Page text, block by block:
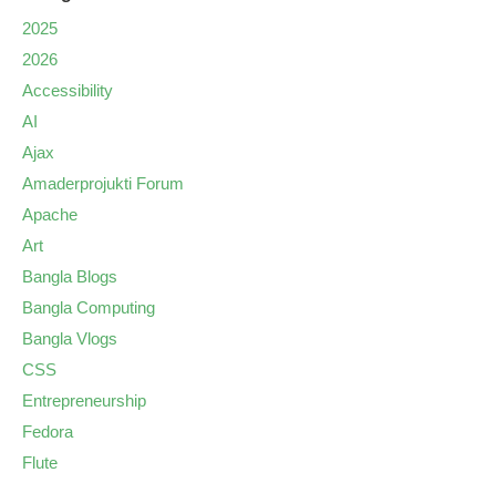
2025
2026
Accessibility
AI
Ajax
Amaderprojukti Forum
Apache
Art
Bangla Blogs
Bangla Computing
Bangla Vlogs
CSS
Entrepreneurship
Fedora
Flute